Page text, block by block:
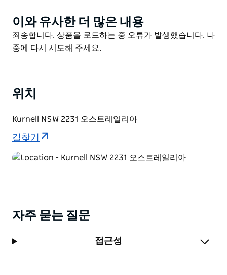
매력적인데 이곳은 프랑스 탐험가 라 페루즈 백작이 1788
년에 마지막으로 목격된 곳입니다.
이 공원에는 파도를 헤치지 않고 바닷물에서 수영을 즐길
적합한 아름다운 명소들을 제공합니다. 보타니 베이 입구
Product
List
이와 유사한 더 많은 내용
Product
List
죄송합니다. 상품을 로드하는 중 오류가 발생했습니다. 나
중에 다시 시도해 주세요.
위치
Kurnell NSW 2231 오스트레일리아
길찾기
자주 묻는 질문
접근성